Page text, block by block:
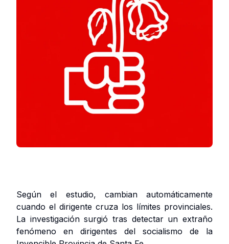
Según el estudio, cambian automáticamente
cuando el dirigente cruza los límites provinciales.
La investigación surgió tras detectar un extraño
fenómeno en dirigentes del socialismo de la